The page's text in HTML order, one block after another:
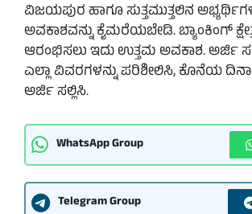
ವಿಜಯಪುರ ಹಾಗೂ ಸುತ್ತಮುತ್ತಲಿನ
ಅವಕಾಶವನ್ನು ಕೈಮರೆಯಬೇಡಿ. ಬ್ಯಾಂಕಿಂಗ್
ಆರಂಭಿಸಲು ಇದು ಉತ್ತಮ ಅವಕಾಶ. ಅರ್ಜಿ
ಎಲ್ಲಾ ವಿವರಗಳನ್ನು ಪರಿಶೀಲಿಸಿ, ಕೊನೆಯ
ಅರ್ಜಿ ಸಲ್ಲಿಸಿ.
WhatsApp Group
Telegram Group